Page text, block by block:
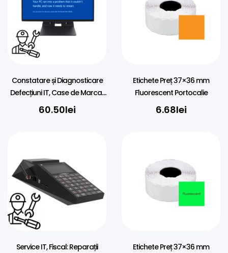
Constatare și Diagnosticare
Defecțiuni IT, Case de Marcat
(POS, Imprimante)
60.50lei
Etichete Preț 37×36 mm
Fluorescent Portocalie
6.68lei
Service IT, Fiscal: Reparații
Etichete Preț 37×36 mm